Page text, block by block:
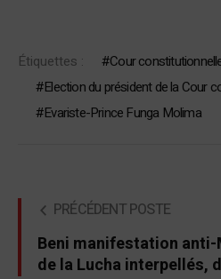
Étiquettes :
Cour
Election du président de la Cour
Evariste-Prince Funga Molima
PRÉCÉDENT POSTE
Beni manifestation
de la Lucha interpellés,